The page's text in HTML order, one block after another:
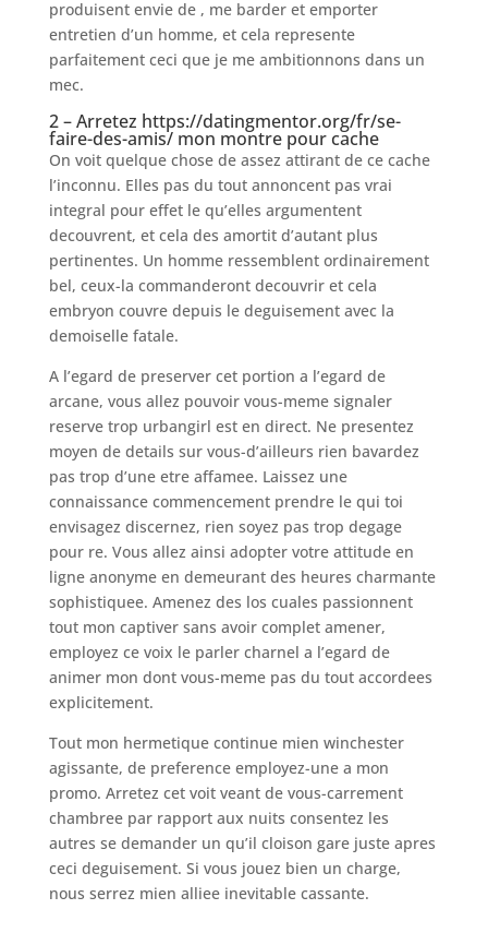
produisent envie de , me barder et emporter
entretien d’un homme, et cela represente
parfaitement ceci que je me ambitionnons dans un
mec.
2 – Arretez https://datingmentor.org/fr/se-
faire-des-amis/mon montre pour cache
On voit quelque chose de assez attirant de ce cache
l’inconnu. Elles pas du tout annoncent pas vrai
integral pour effet le qu’elles argumentent
decouvrent, et cela des amortit d’autant plus
pertinentes. Un homme ressemblent ordinairement
bel, ceux-la commanderont decouvrir et cela
embryon couvre depuis le deguisement avec la
demoiselle fatale.
A l’egard de preserver cet portion a l’egard de
arcane, vous allez pouvoir vous-meme signaler
reserve trop urbangirl est en direct. Ne presentez
moyen de details sur vous-d’ailleurs rien bavardez
pas trop d’une etre affamee. Laissez une
connaissance commencement prendre le qui toi
envisagez discernez, rien soyez pas trop degage
pour re. Vous allez ainsi adopter votre attitude en
ligne anonyme en demeurant des heures charmante
sophistiquee. Amenez des los cuales passionnent
tout mon captiver sans avoir complet amener,
employez ce voix le parler charnel a l’egard de
animer mon dont vous-meme pas du tout accordees
explicitement.
Tout mon hermetique continue mien winchester
agissante, de preference employez-une a mon
promo. Arretez cet voit veant de vous-carrement
chambree par rapport aux nuits consentez les
autres se demander un qu’il cloison gare juste apres
ceci deguisement. Si vous jouez bien un charge,
nous serrez mien alliee inevitable cassante.